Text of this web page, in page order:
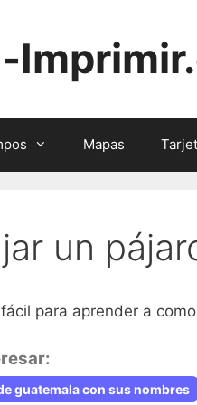
Mapas
un
para aprender a
guatemala con sus nombres